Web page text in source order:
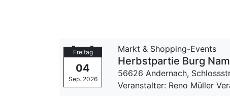
Freitag
04
Sep. 2026
Markt & Shopping-Events
Herbstpartie Burg
56626 Andernach,
Veranstalter: Reno Müller